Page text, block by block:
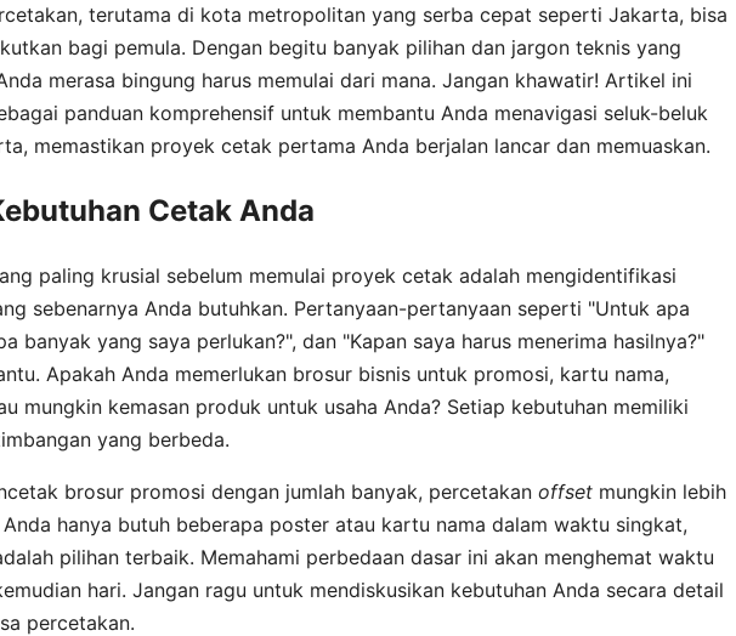
terutama di kota metropolitan yang serba cepat seperti Jakarta, bisa
bagi pemula. Dengan begitu banyak pilihan dan jargon teknis yang
merasa bingung harus memulai dari mana. Jangan khawatir! Artikel ini
panduan komprehensif untuk membantu Anda menavigasi seluk-beluk
memastikan proyek cetak pertama Anda berjalan lancar dan memuaskan.
Cetak Anda
paling krusial sebelum memulai proyek cetak adalah mengidentifikasi
sebenarnya Anda butuhkan. Pertanyaan-pertanyaan seperti "Untuk apa
banyak yang saya perlukan?", dan "Kapan saya harus menerima hasilnya?"
Apakah Anda memerlukan brosur bisnis untuk promosi, kartu nama,
mungkin kemasan produk untuk usaha Anda? Setiap kebutuhan memiliki
yang berbeda.
brosur promosi dengan jumlah banyak, percetakan offset mungkin lebih
hanya butuh beberapa poster atau kartu nama dalam waktu singkat,
pilihan terbaik. Memahami perbedaan dasar ini akan menghemat waktu
hari. Jangan ragu untuk mendiskusikan kebutuhan Anda secara detail
percetakan.